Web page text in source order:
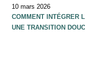
10 mars 2026
COMMENT INTÉGRER
UNE TRANSITION